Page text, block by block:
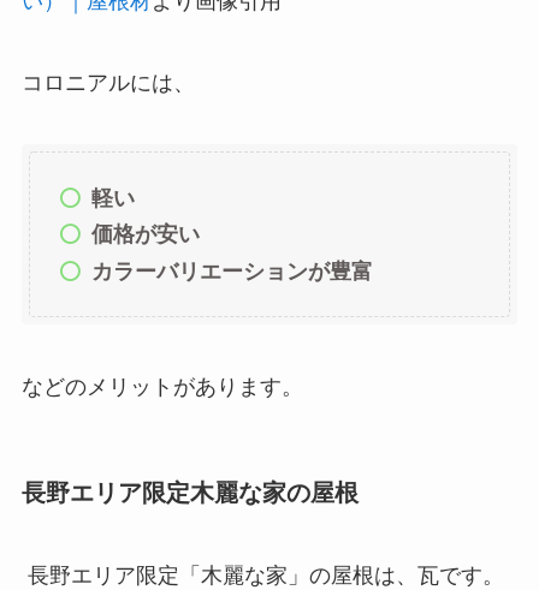
コロニアルには、
軽い
価格が安い
カラーバリエーションが豊富
などのメリットがあります。
長野エリア限定木麗な家の屋根
長野エリア限定「木麗な家」の屋根は、瓦です。